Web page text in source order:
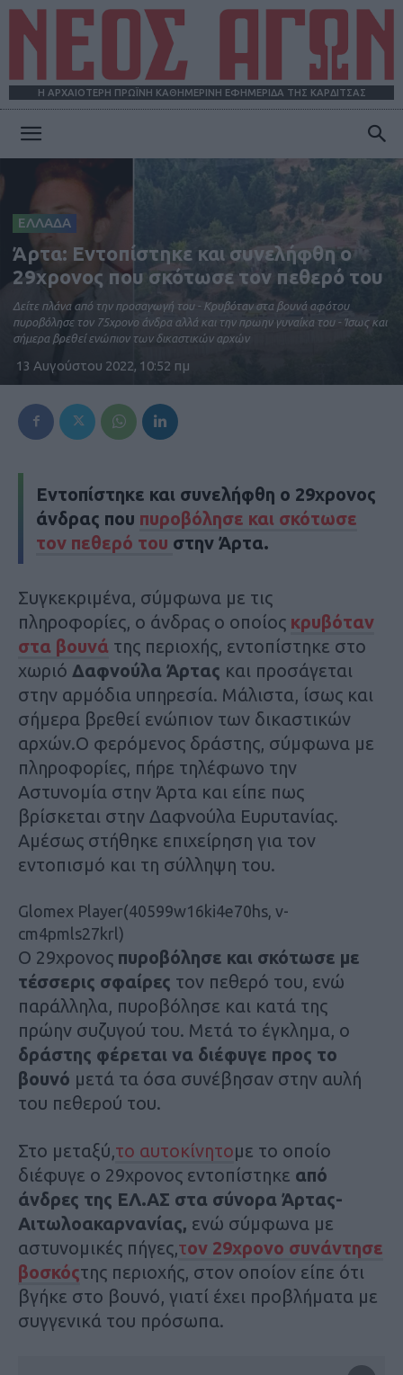
Η ΑΡΧΑΙΟΤΕΡΗ ΠΡΩΪΝΗ ΚΑΘΗΜΕΡΙΝΗ ΕΦΗΜΕΡΙΔΑ ΤΗΣ ΚΑΡΔΙΤΣΑΣ
ΕΛΛΑΔΑ
Άρτα: Εντοπίστηκε και συνελήφθη ο
29χρονος που σκότωσε τον πεθερό του
Δείτε πλάνα από την προσαγωγή του - Κρυβόταν στα βουνά αφότου
πυροβόλησε τον 75χρονο άνδρα αλλά και την πρωην γυναίκα του - Ίσως και
σήμερα βρεθεί ενώπιον των δικαστικών αρχών
13 Αυγούστου 2022, 10:52 πμ
Εντοπίστηκε και συνελήφθη ο 29χρονος
άνδρας που πυροβόλησε και σκότωσε
τον πεθερό του στην Άρτα.
Συγκεκριμένα, σύμφωνα με τις
πληροφορίες, ο άνδρας ο οποίος κρυβόταν
στα βουνά της περιοχής, εντοπίστηκε στο
χωριό Δαφνούλα Άρτας και προσάγεται
στην αρμόδια υπηρεσία. Μάλιστα, ίσως και
σήμερα βρεθεί ενώπιον των δικαστικών
αρχών.Ο φερόμενος δράστης, σύμφωνα με
πληροφορίες, πήρε τηλέφωνο την
Αστυνομία στην Άρτα και είπε πως
βρίσκεται στην Δαφνούλα Ευρυτανίας.
Αμέσως στήθηκε επιχείρηση για τον
εντοπισμό και τη σύλληψη του.
Glomex Player(40599w16ki4e70hs, v-
cm4pmls27krl)
Ο 29χρονος πυροβόλησε και σκότωσε με
τέσσερις σφαίρες τον πεθερό του, ενώ
παράλληλα, πυροβόλησε και κατά της
πρώην συζυγού του. Μετά το έγκλημα, ο
δράστης φέρεται να διέφυγε προς το
βουνό μετά τα όσα συνέβησαν στην αυλή
του πεθερού του.
Στο μεταξύ,το αυτοκίνητομε το οποίο
διέφυγε ο 29χρονος εντοπίστηκε από
άνδρες της ΕΛ.ΑΣ στα σύνορα Άρτας-
Αιτωλοακαρνανίας, ενώ σύμφωνα με
αστυνομικές πήγες,τον 29χρονο συνάντησε
βοσκόςτης περιοχής, στον οποίον είπε ότι
βγήκε στο βουνό, γιατί έχει προβλήματα με
συγγενικά του πρόσωπα.